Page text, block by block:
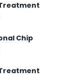
Chip